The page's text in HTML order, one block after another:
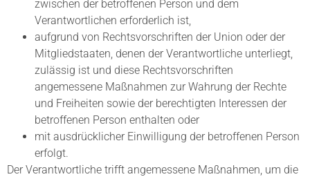
zwischen der betroffenen Person und dem
Verantwortlichen erforderlich ist,
aufgrund von Rechtsvorschriften der Union oder der
Mitgliedstaaten, denen der Verantwortliche unterliegt,
zulässig ist und diese Rechtsvorschriften
angemessene Maßnahmen zur Wahrung der Rechte
und Freiheiten sowie der berechtigten Interessen der
betroffenen Person enthalten oder
mit ausdrücklicher Einwilligung der betroffenen Person
erfolgt.
Der Verantwortliche trifft angemessene Maßnahmen, um die